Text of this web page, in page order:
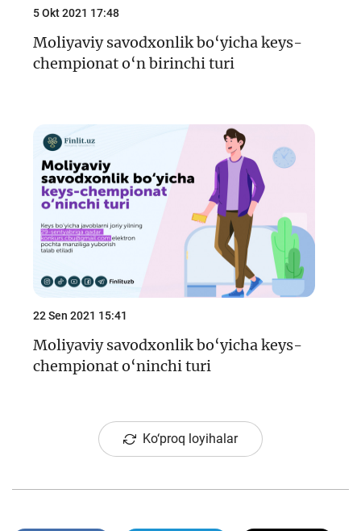
5 Okt 2021 17:48
Moliyaviy savodxonlik bo‘yicha keys-
chempionat o‘n birinchi turi
22 Sen 2021 15:41
Moliyaviy savodxonlik bo‘yicha keys-
chempionat o‘ninchi turi
Ko‘proq loyihalar